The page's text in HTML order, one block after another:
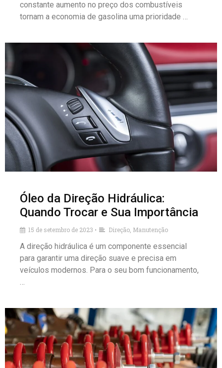
constante aumento no preço dos combustíveis
tornam a economia de gasolina uma prioridade …
Óleo da Direção Hidráulica:
Quando Trocar e Sua Importância
15 de setembro de 2023 • Direção Manutenção
A direção hidráulica é um componente essencial
para garantir uma direção suave e precisa em
veículos modernos. Para o seu bom funcionamento,
…